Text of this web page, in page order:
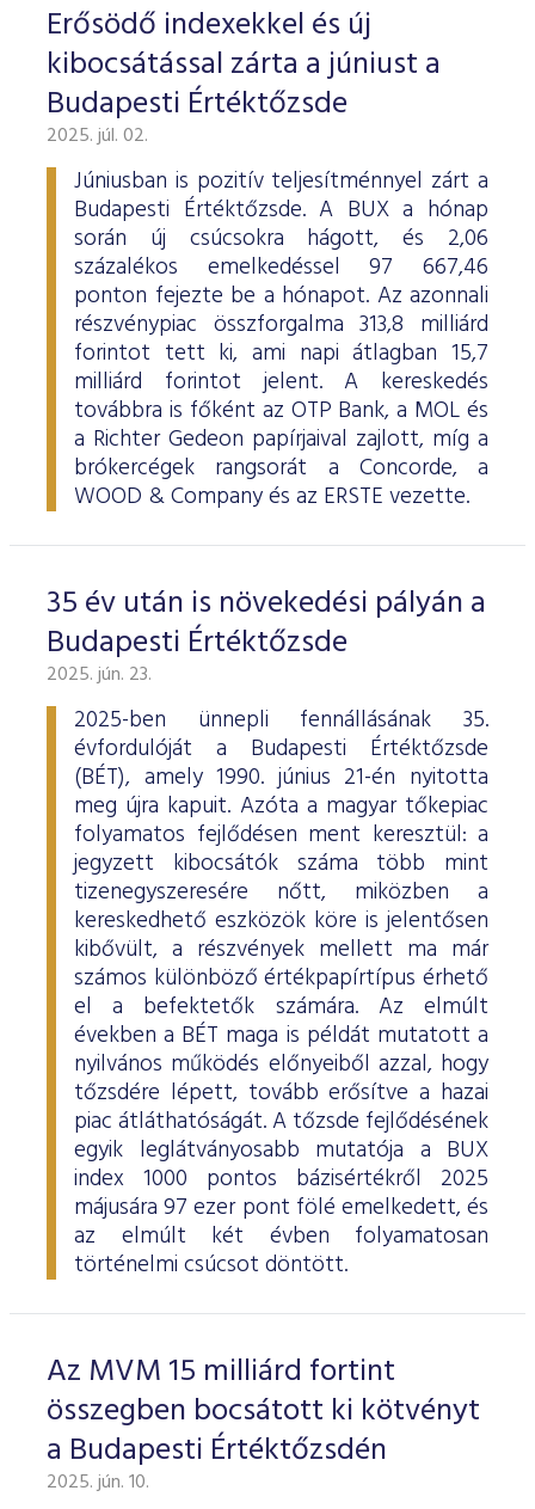
Erősödő indexekkel és új
kibocsátással zárta a júniust a
Budapesti Értéktőzsde
2025. júl. 02.
Júniusban is pozitív teljesítménnyel zárt a
Budapesti Értéktőzsde. A BUX a hónap
során új csúcsokra hágott, és 2,06
százalékos emelkedéssel 97 667,46
ponton fejezte be a hónapot. Az azonnali
részvénypiac összforgalma 313,8 milliárd
forintot tett ki, ami napi átlagban 15,7
milliárd forintot jelent. A kereskedés
továbbra is főként az OTP Bank, a MOL és
a Richter Gedeon papírjaival zajlott, míg a
brókercégek rangsorát a Concorde, a
WOOD & Company és az ERSTE vezette.
35 év után is növekedési pályán a
Budapesti Értéktőzsde
2025. jún. 23.
2025-ben ünnepli fennállásának 35.
évfordulóját a Budapesti Értéktőzsde
(BÉT), amely 1990. június 21-én nyitotta
meg újra kapuit. Azóta a magyar tőkepiac
folyamatos fejlődésen ment keresztül: a
jegyzett kibocsátók száma több mint
tizenegyszeresére nőtt, miközben a
kereskedhető eszközök köre is jelentősen
kibővült, a részvények mellett ma már
számos különböző értékpapírtípus érhető
el a befektetők számára. Az elmúlt
években a BÉT maga is példát mutatott a
nyilvános működés előnyeiből azzal, hogy
tőzsdére lépett, tovább erősítve a hazai
piac átláthatóságát. A tőzsde fejlődésének
egyik leglátványosabb mutatója a BUX
index 1000 pontos bázisértékről 2025
májusára 97 ezer pont fölé emelkedett, és
az elmúlt két évben folyamatosan
történelmi csúcsot döntött.
Az MVM 15 milliárd fortint
összegben bocsátott ki kötvényt
a Budapesti Értéktőzsdén
2025. jún. 10.